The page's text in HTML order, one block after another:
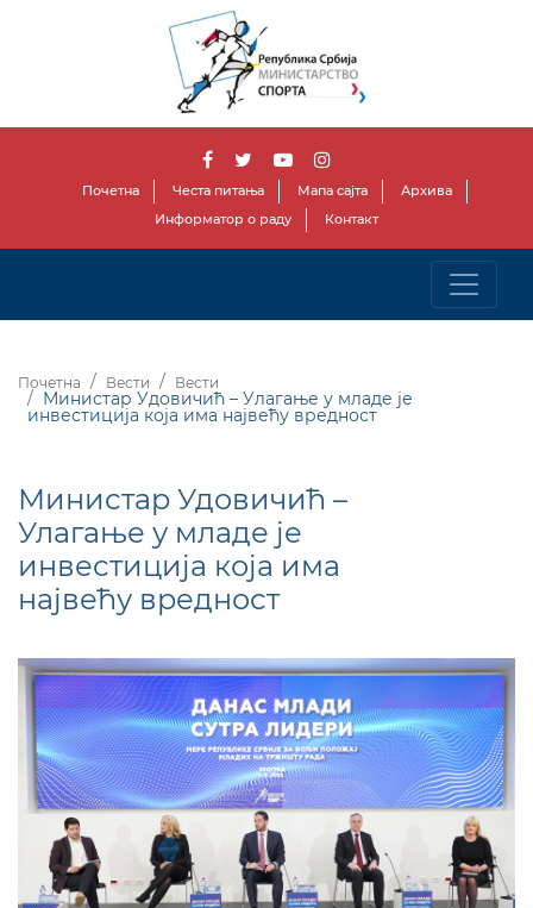
Почетна Честа питања Мапа сајта
Архива
Информатор о раду
Контакт
Почетна Вести Вести
Министар Удовичић – Улагање у младе је
инвестиција која има највећу вредност
Министар Удовичић –
Улагање у младе је
инвестиција која има
највећу вредност